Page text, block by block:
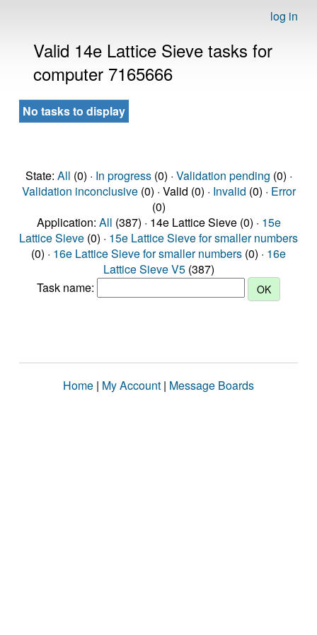
log in
Valid 14e Lattice Sieve tasks for
computer 7165666
No tasks to display
State: All (0) · In progress(0) · Validation pending (0) ·
Validation inconclusive(0) · Valid (0) · Invalid (0) · Error
(0)
Application: All (387) · 14e Lattice Sieve (0) · 15e
Lattice Sieve (0) · 15e Lattice Sieve for smaller numbers
(0) · 16e Lattice Sieve for smaller numbers (0) · 16e
Lattice Sieve V5(387)
Task name:
Home | My Account | Message Boards